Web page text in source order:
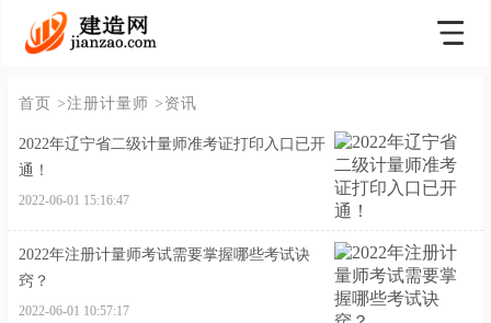
首页 >注册计量师 >资讯
2022年辽宁省二级计量师准考证打印入口已开
通！
2022-06-01 15:16:47
2022年注册计量师考试需要掌握哪些考试诀
窍？
2022-06-01 10:57:17